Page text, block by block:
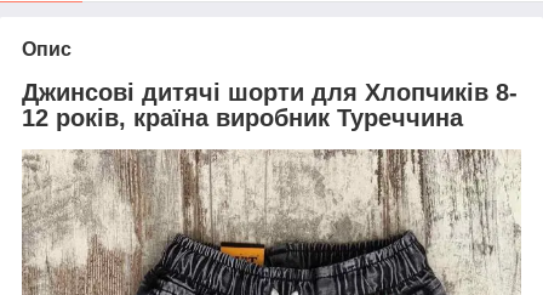
Опис
Джинсові дитячі шорти для Хлопчиків 8-
12 років, країна виробник Туреччина